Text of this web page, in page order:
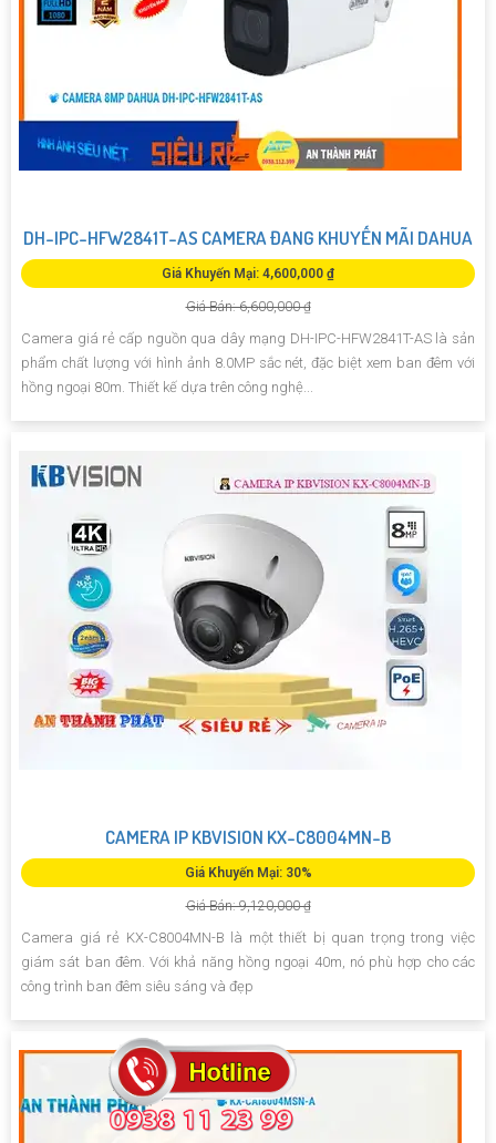
DH-IPC-HFW2841T-AS CAMERA ĐANG KHUYẾN MÃI DAHUA
Giá Khuyến Mại: 4,600,000 ₫
Giá Bán: 6,600,000 ₫
Camera giá rẻ cấp nguồn qua dây mạng DH-IPC-HFW2841T-AS là sản
phẩm chất lượng với hình ảnh 8.0MP sắc nét, đặc biệt xem ban đêm với
hồng ngoại 80m. Thiết kế dựa trên công nghệ...
CAMERA IP KBVISION KX-C8004MN-B
Giá Khuyến Mại: 30%
Giá Bán: 9,120,000 ₫
Camera giá rẻ KX-C8004MN-B là một thiết bị quan trọng trong việc
giám sát ban đêm. Với khả năng hồng ngoại 40m, nó phù hợp cho các
công trình ban đêm siêu sáng và đẹp